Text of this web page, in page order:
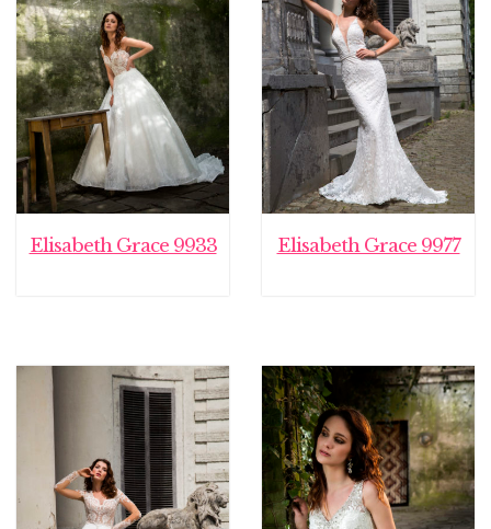
Elisabeth Grace 9933 Elisabeth Grace 9977